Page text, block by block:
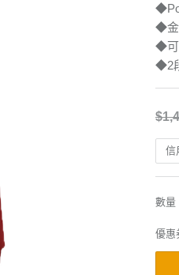
◆金
◆可
◆2
信
數量
優惠